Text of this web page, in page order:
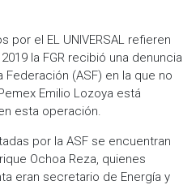
por el EL UNIVERSAL refieren
la FGR recibió una denuncia
(ASF) en la que no
Emilio Lozoya está
esta operación.
por la ASF se encuentran
Ochoa Reza, quienes
eran secretario de Energía y